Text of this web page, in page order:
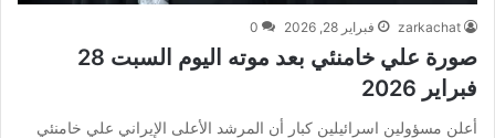
zarkachat فبراير 28, 2026 0
صورة علي خامنئي بعد موته اليوم السبت 28
فبراير 2026
أعلن مسؤولين اسرائيلين كبار أن المرشد الأعلى الإيراني علي خامنئي